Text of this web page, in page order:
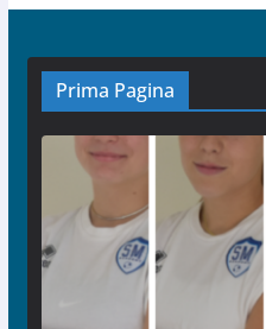
Prima Pagina